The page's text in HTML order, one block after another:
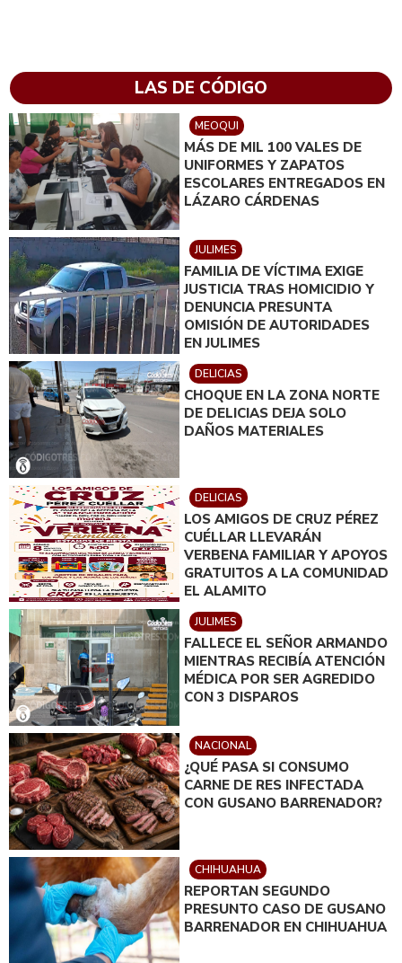
LAS DE CÓDIGO
MEOQUI
MÁS DE MIL 100 VALES DE
UNIFORMES Y ZAPATOS
ESCOLARES ENTREGADOS EN
LÁZARO CÁRDENAS
JULIMES
FAMILIA DE VÍCTIMA EXIGE
JUSTICIA TRAS HOMICIDIO Y
DENUNCIA PRESUNTA
OMISIÓN DE AUTORIDADES
EN JULIMES
DELICIAS
CHOQUE EN LA ZONA NORTE
DE DELICIAS DEJA SOLO
DAÑOS MATERIALES
DELICIAS
LOS AMIGOS DE CRUZ PÉREZ
CUÉLLAR LLEVARÁN
VERBENA FAMILIAR Y APOYOS
GRATUITOS A LA COMUNIDAD
EL ALAMITO
JULIMES
FALLECE EL SEÑOR ARMANDO
MIENTRAS RECIBÍA ATENCIÓN
MÉDICA POR SER AGREDIDO
CON 3 DISPAROS
NACIONAL
¿QUÉ PASA SI CONSUMO
CARNE DE RES INFECTADA
CON GUSANO BARRENADOR?
CHIHUAHUA
REPORTAN SEGUNDO
PRESUNTO CASO DE GUSANO
BARRENADOR EN CHIHUAHUA